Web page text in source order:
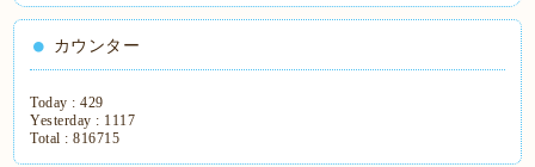
カウンター
Today :429
Yesterday : 1117
Total :816715